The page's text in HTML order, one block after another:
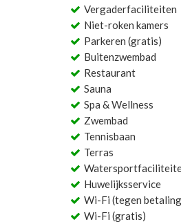
Vergaderfaciliteiten
Niet-roken kamers
Parkeren (gratis)
Buitenzwembad
Restaurant
Sauna
Spa & Wellness
Zwembad
Tennisbaan
Terras
Huwelijksservice
Wi-Fi (tegen
Wi-Fi (gratis)